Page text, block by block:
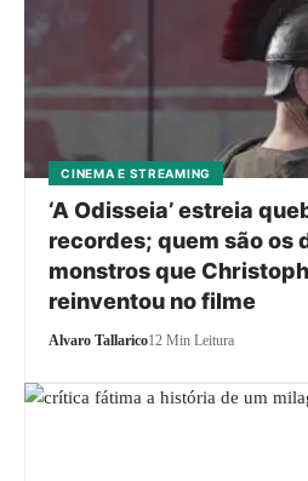
CINEMA E STREAMING
‘A Odisseia’ estreia
recordes; quem são os
monstros que
reinventou no filme
Alvaro Tallarico12 Min Leitura